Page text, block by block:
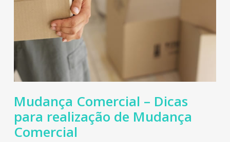
Mudança Comercial – Dicas
para realização de Mudança
Comercial